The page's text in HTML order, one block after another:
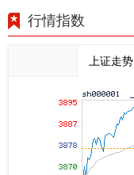
行情指数
上证走势